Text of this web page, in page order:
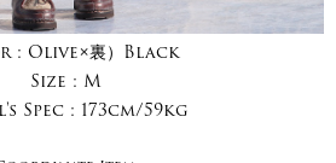
: Olive×裏）Black
Size : M
Spec : 173cm/59kg